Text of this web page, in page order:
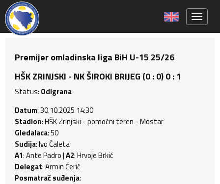
Premijer omladinska liga BiH U-15 25/26
HŠK ZRINJSKI - NK ŠIROKI BRIJEG (0 : 0) 0 : 1
Status: Odigrana
Datum: 30.10.2025 14:30
Stadion: HŠK Zrinjski - pomoćni teren - Mostar
Gledalaca: 50
Sudija: Ivo Ćaleta
A1: Ante Padro |A2: Hrvoje Brkić
Delegat: Armin Ćerić
Posmatrač suđenja: